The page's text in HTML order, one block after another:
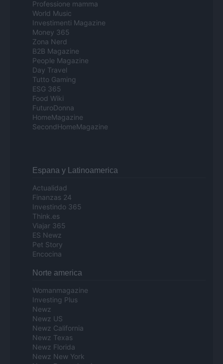
Professione mamma
World Music
Investimenti Magazine
Money 365
Zona Nerd
B2B Magazine
People Magazine
Day Travel
Tutto Gaming
ESG 365
Food Wiki
FuturoDonna
HomeMagazine
SecondHomeMagazine
Espana y Latinoamerica
Actualidad
Finanzas 24
Investindo 365
Think.es
Viajar 365
ES Newz
Pet Story
Encocina
Norte america
Womanmagazine
Investing Plus
Newz
Newz US
Newz California
Newz Texas
Newz Florida
Newz New York